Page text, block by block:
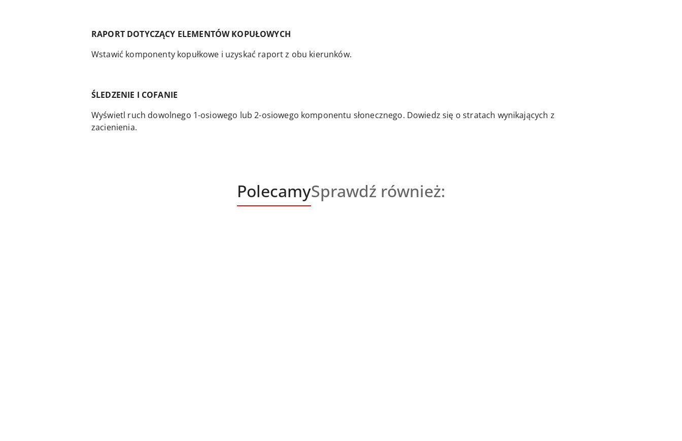
RAPORT DOTYCZĄCY ELEMENTÓW KOPUŁOWYCH
Wstawić komponenty kopułkowe i uzyskać raport z obu kierunków.
ŚLEDZENIE I COFANIE
Wyświetl ruch dowolnego 1-osiowego lub 2-osiowego komponentu słonecznego. Dowiedz się o stratach wynikających z
zacienienia.
Produkty
o
PolecamyProdukty
o
Sprawdź również: